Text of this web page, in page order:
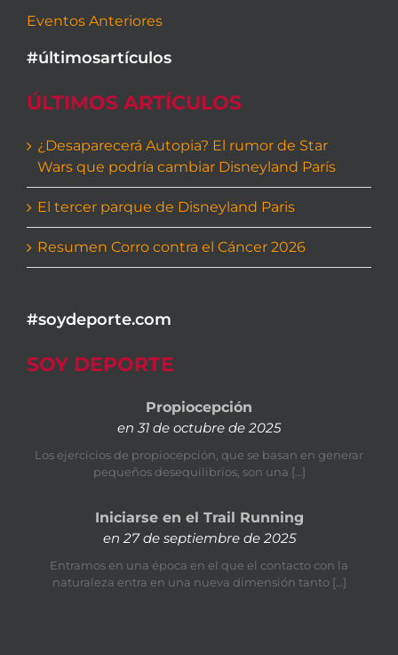
Eventos Anteriores
#últimosartículos
ÚLTIMOS ARTÍCULOS
¿Desaparecerá Autopia? El rumor de Star
Wars que podría cambiar Disneyland París
El tercer parque de Disneyland Paris
Resumen Corro contra el Cáncer 2026
#soydeporte.com
SOY DEPORTE
Propiocepción
en 31 de octubre de 2025
Los ejercicios de propiocepción, que se basan en generar
pequeños desequilibrios, son una […]
Iniciarse en el Trail Running
en 27 de septiembre de 2025
Entramos en una época en el que el contacto con la
naturaleza entra en una nueva dimensión tanto […]